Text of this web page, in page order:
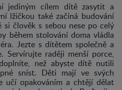
jediným cílem dítě zasytit a
lžičkou také začíná budování
člověk s sebou nese po celý
během stolování doma vládla
Jezte s dítětem společně a
Servírujte raději menší porce,
než abyste dítě nutili
sníst. Děti mají ve svých
učí opakováním a chtějí dělat